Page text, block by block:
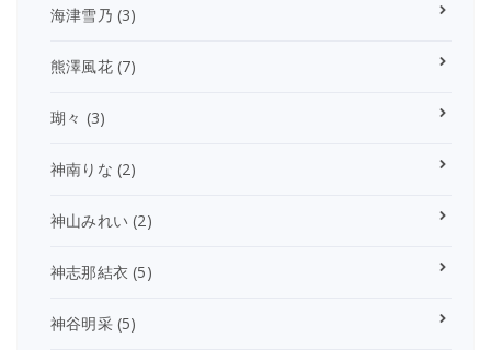
海津雪乃 (3)
熊澤風花(7)
瑚々 (3)
神南りな (2)
神山みれい (2)
神志那結衣 (5)
神谷明采(5)